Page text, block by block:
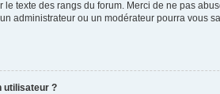
texte des rangs du forum. Merci de ne pas
administrateur ou un modérateur pourra vous
utilisateur ?